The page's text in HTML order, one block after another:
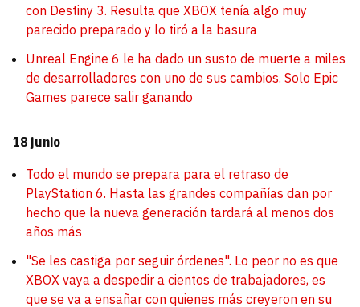
con Destiny 3. Resulta que XBOX tenía algo muy
parecido preparado y lo tiró a la basura
Unreal Engine 6 le ha dado un susto de muerte a miles
de desarrolladores con uno de sus cambios. Solo Epic
Games parece salir ganando
18 junio
Todo el mundo se prepara para el retraso de
PlayStation 6. Hasta las grandes compañías dan por
hecho que la nueva generación tardará al menos dos
años más
"Se les castiga por seguir órdenes". Lo peor no es que
XBOX vaya a despedir a cientos de trabajadores, es
que se va a ensañar con quienes más creyeron en su